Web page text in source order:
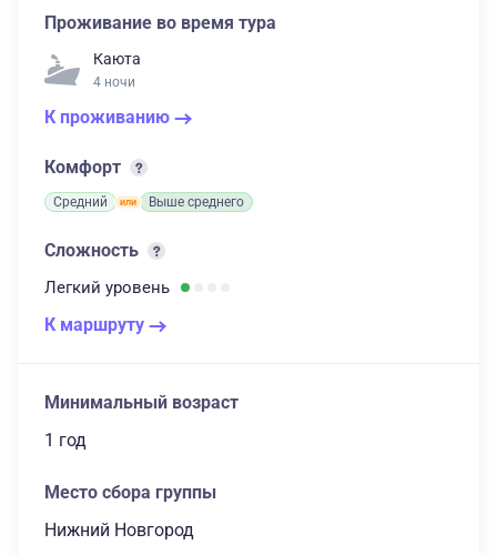
Проживание во время тура
Каюта
4 ночи
К проживанию
Комфорт
Средний Выше среднего
Сложность
Легкий уровень
К маршруту
Минимальный возраст
1 год
Место сбора группы
Нижний Новгород